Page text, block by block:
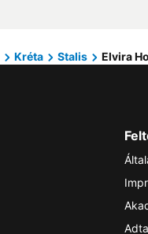
Kréta Stalis Elvira